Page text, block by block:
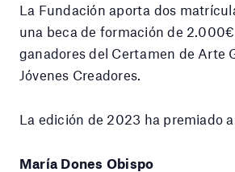
La Fundación aporta dos
una beca de formación de
ganadores del Certamen de Arte
Jóvenes Creadores.
La edición de 2023 ha premiado
María Dones Obispo